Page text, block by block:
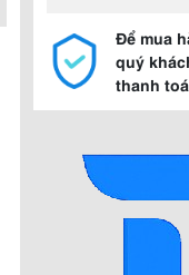
Để mua
quý
thanh